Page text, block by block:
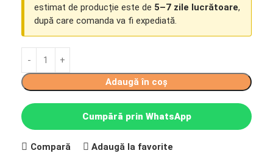
estimat de producție este de 5–7 zile lucrătoare,
după care comanda va fi expediată.
Adaugă în coș
Cumpără prin WhatsApp
Compară Adaugă la favorite